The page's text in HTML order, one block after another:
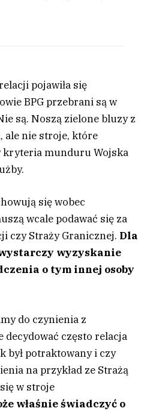
pojawiła się
BPG przebrani są w
są. Noszą zielone bluzy z
ale nie stroje, które
kryteria munduru Wojska
się wobec
wcale podawać się za
czy Straży Granicznej. Dla
wyzyskanie
o tym innej osoby
do czynienia z
decydować często relacja
był potraktowany i czy
na przykład ze Strażą
w stroje
właśnie świadczyć o